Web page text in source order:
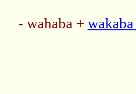
- wahaba +